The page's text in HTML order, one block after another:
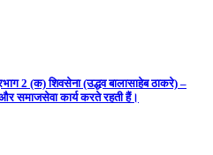
2 (क) शिवसेना (उद्धव बालासाहेब ठाकरे) –
समाजसेवा कार्य करते रहती हैं।